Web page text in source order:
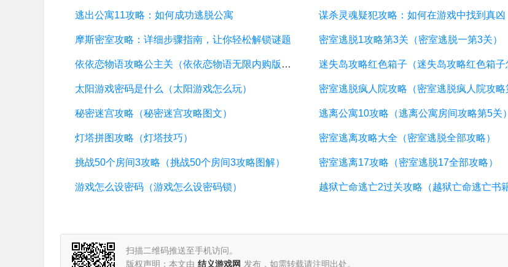
逃出公寓11攻略：如何成功逃脱公寓 谋杀灵魂疑犯攻略：如何在游戏中找到真凶
摩斯密室攻略：详细步骤指南，让你轻松解锁谜题 密室逃脱1攻略第3关（密室逃脱一第3关）
依依恋物语攻略公主关（依依恋物语无限内购版下载）
太阳游戏密码是什么（太阳游戏怎么玩）
秘密迷宫攻略（秘密迷宫攻略图文） 逃离公寓10攻略（逃离公寓房间攻略第5关）
灯塔拼图攻略（灯塔技巧） 密室逃离攻略大全（密室逃脱全部攻略）
挑战50个房间3攻略（挑战50个房间3攻略图解） 密室逃离17攻略（密室逃脱17全部攻略）
游戏怎么设密码（游戏怎么设密码锁）
扫描二维码推送至手机访问。
版权声明：本文由 结义游戏网 发布，如需转载请注明出处。